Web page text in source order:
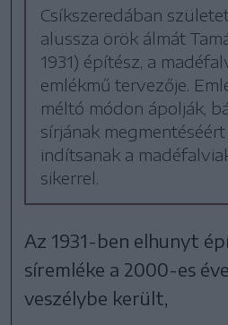
Csíkszeredában
alussza örök álmát
1931) építész, a
emlékmű tervezője.
méltó módon ápolják,
sírjának
indítsanak a
sikerrel.
Az 1931-ben elhunyt
síremléke a 2000-es
veszélybe került,